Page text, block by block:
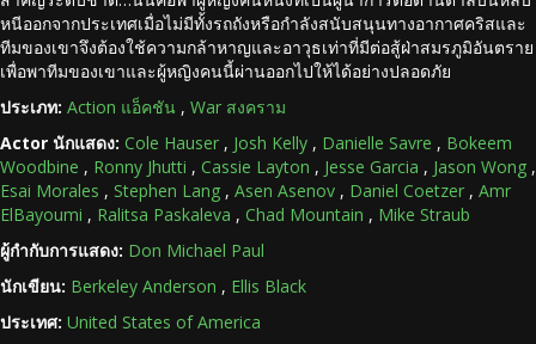
หนีออกจากประเทศเมื่อไม่มีทั้งรถถังหรือกำลังสนับสนุนทางอากาศคริสและ
ทีมของเขาจึงต้องใช้ความกล้าหาญและอาวุธเท่าที่มีต่อสู้ฝ่าสมรภูมิอันตราย
เพื่อพาทีมของเขาและผู้หญิงคนนี้ผ่านออกไปให้ได้อย่างปลอดภัย
ประเภท: Action แอ็คชัน , War สงคราม
Actor นักแสดง: Cole Hauser , Josh Kelly , Danielle Savre , Bokeem
Woodbine , Ronny Jhutti , Cassie Layton , Jesse Garcia , Jason Wong ,
Esai Morales , Stephen Lang , Asen Asenov , Daniel Coetzer , Amr
ElBayoumi , Ralitsa Paskaleva , Chad Mountain , Mike Straub
ผู้กำกับการแสดง: Don Michael Paul
นักเขียน: Berkeley Anderson , Ellis Black
ประเทศ: United States of America